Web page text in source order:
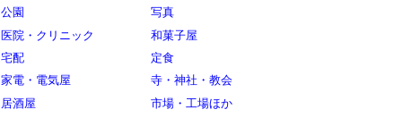
公園
写真
医院・クリニック
和菓子屋
宅配
定食
家電・電気屋
寺・神社・教会
居酒屋
市場・工場ほか